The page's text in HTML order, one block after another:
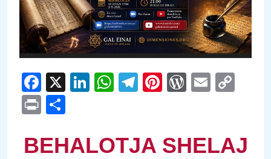
Facebook
X LinkedIn
WhatsApp
Telegram
PinterestEmail
Print
BEHALOTJA SHELAJ